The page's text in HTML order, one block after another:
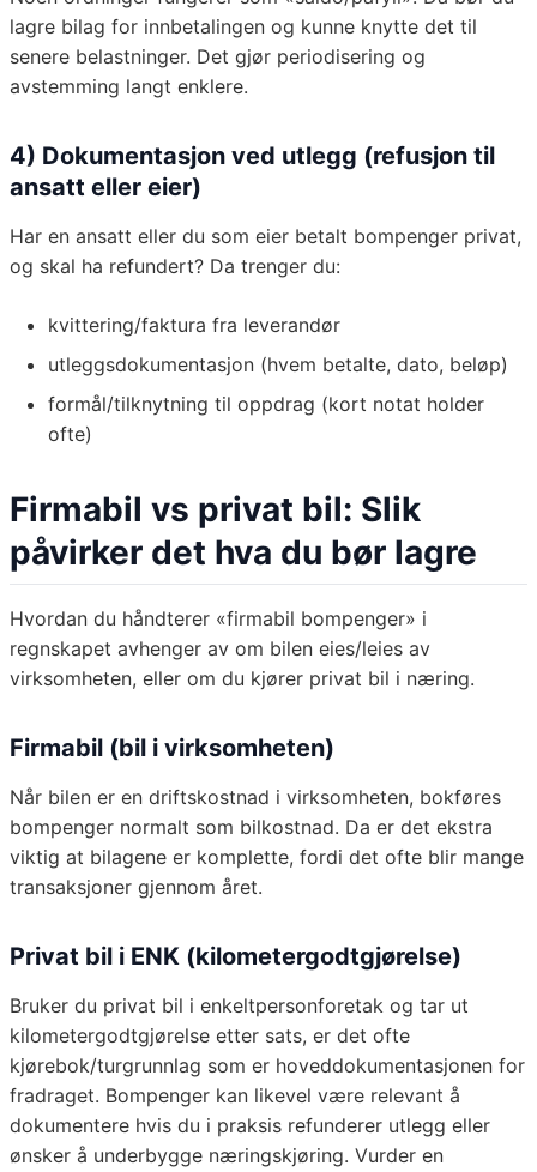
lagre bilag for innbetalingen og kunne knytte det til
senere belastninger. Det gjør periodisering og
avstemming langt enklere.
4) Dokumentasjon ved utlegg (refusjon til
ansatt eller eier)
Har en ansatt eller du som eier betalt bompenger privat,
og skal ha refundert? Da trenger du:
kvittering/faktura fra leverandør
utleggsdokumentasjon (hvem betalte, dato, beløp)
formål/tilknytning til oppdrag (kort notat holder
ofte)
Firmabil vs privat bil: Slik
påvirker det hva du bør lagre
Hvordan du håndterer «firmabil bompenger» i
regnskapet avhenger av om bilen eies/leies av
virksomheten, eller om du kjører privat bil i næring.
Firmabil (bil i virksomheten)
Når bilen er en driftskostnad i virksomheten, bokføres
bompenger normalt som bilkostnad. Da er det ekstra
viktig at bilagene er komplette, fordi det ofte blir mange
transaksjoner gjennom året.
Privat bil i ENK (kilometergodtgjørelse)
Bruker du privat bil i enkeltpersonforetak og tar ut
kilometergodtgjørelse etter sats, er det ofte
kjørebok/turgrunnlag som er hoveddokumentasjonen for
fradraget. Bompenger kan likevel være relevant å
dokumentere hvis du i praksis refunderer utlegg eller
ønsker å underbygge næringskjøring. Vurder en